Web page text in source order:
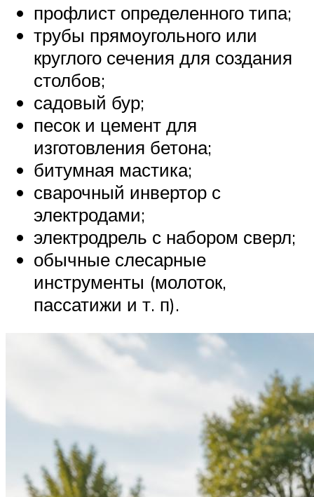
профлист определенного типа;
трубы прямоугольного или
круглого сечения для создания
столбов;
садовый бур;
песок и цемент для
изготовления бетона;
битумная мастика;
сварочный инвертор с
электродами;
электродрель с набором сверл;
обычные слесарные
инструменты (молоток,
пассатижи и т. п).